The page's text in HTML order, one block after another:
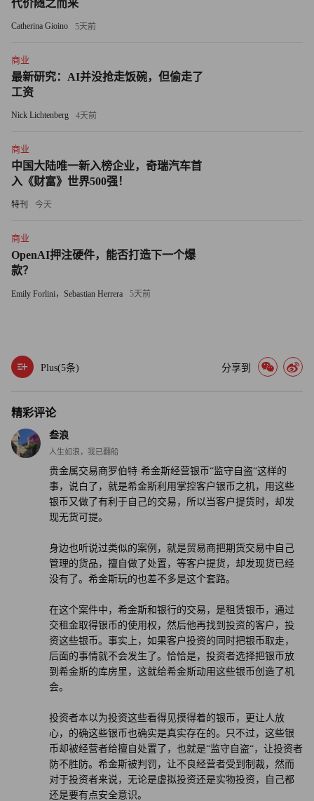
此外，有的客户连类似的记录都没有找到，甚至连一个写着
《财富》杂志看到的文件显示，天职国际的会计师本来预计
会找到大约120万枚美国鹰洋银币，但结果实际只发现了不
到38万枚。
同样，会计师们原本预计还会找到11,125枚美国鹰洋金币
（Gold American Eagle），结果只发现了1,936枚。
因此，美国商品期货交易委员会的律师们声称，被告出于不
么就是悄悄卖了。
美国商品期货交易委员会还声称，一些花钱购买鹰洋的客户
从未真正拿到这些贵金属钱币，而是被卖家直接把钱装进了
他一定要“根除贵金属市场的欺诈行为。”
不过美国商品期货交易委员会也警告道，尽管损害赔偿金已
所以并不能够保证他们一定可以拿回资金。
本案客户若想了解关于此案的最新信息，可以访问First State
Depository公司的官方网站，目前该网站已经被处理此案的
官方部门接管。（财富中文网）
译者：朴成奎
代价随之而来
Catherina Gioino 5天前
商业
最新研究：AI并没抢走饭碗，但偷走了
工资
Nick Lichtenberg 4天前
商业
中国大陆唯一新入榜企业，奇瑞汽车首
入《财富》世界500强！
特刊 今天
商业
OpenAI押注硬件，能否打造下一个爆
款？
Emily Forlini，Sebastian Herrera 5天前
Plus(5条) 分享到
精彩评论
叁浪
人生如浪，我已翻船
贵金属交易商罗伯特·希金斯经营银币“监守自盗“这样的
事，说白了，就是希金斯利用掌控客户银币之机，用这些
银币又做了有利于自己的交易，所以当客户提货时，却发
现无货可提。
身边也听说过类似的案例，就是贸易商把期货交易中自己
管理的货品，擅自做了处置，等客户提货，却发现货已经
没有了。希金斯玩的也差不多是这个套路。
在这个案件中，希金斯和银行的交易，是租赁银币，通过
交租金取得银币的使用权，然后他再找到投资的客户，投
资这些银币。事实上，如果客户投资的同时把银币取走，
后面的事情就不会发生了。恰恰是，投资者选择把银币放
到希金斯的库房里，这就给希金斯动用这些银币创造了机
会。
投资者本以为投资这些看得见摸得着的银币，更让人放
心，的确这些银币也确实是真实存在的。只不过，这些银
币却被经营者给擅自处置了，也就是“监守自盗“，让投资者
防不胜防。希金斯被判罚，让不良经营者受到制裁，然而
对于投资者来说，无论是虚拟投资还是实物投资，自己都
还是要有点安全意识。